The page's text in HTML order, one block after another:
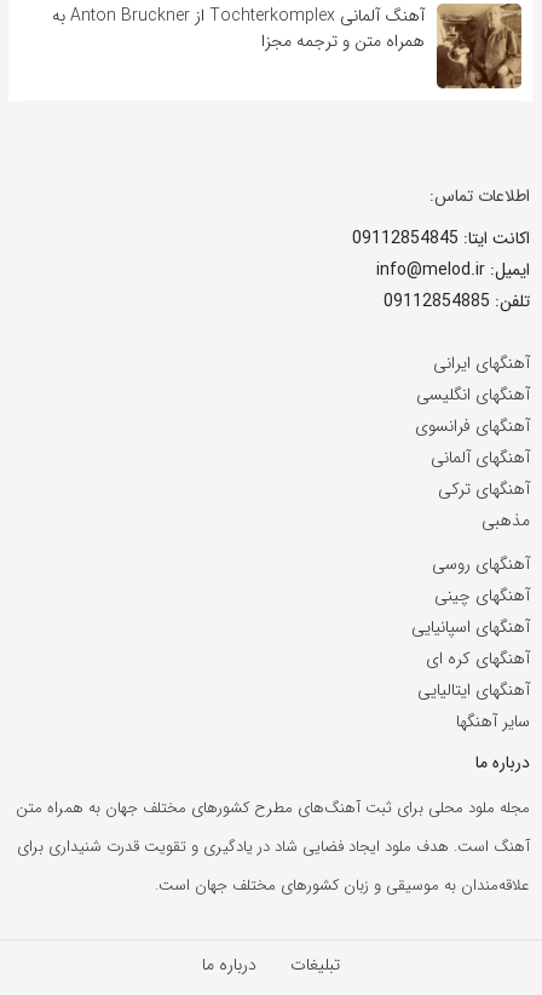
آهنگ آلمانی Tochterkomplex از Anton Bruckner به
همراه متن و ترجمه مجزا
اطلاعات تماس:
اکانت ایتا: 09112854845
ایمیل: info@melod.ir
تلفن: 09112854885
آهنگهای ایرانی
آهنگهای انگلیسی
آهنگهای فرانسوی
آهنگهای آلمانی
آهنگهای ترکی
مذهبی
آهنگهای روسی
آهنگهای چینی
آهنگهای اسپانیایی
آهنگهای کره ای
آهنگهای ایتالیایی
سایر آهنگها
درباره ما
مجله ملود محلی برای ثبت آهنگ‌های مطرح کشورهای مختلف جهان به همراه متن
آهنگ است. هدف ملود ایجاد فضایی شاد در یادگیری و تقویت قدرت شنیداری برای
علاقه‌مندان به موسیقی و زبان کشورهای مختلف جهان است.
تبلیغات درباره ما